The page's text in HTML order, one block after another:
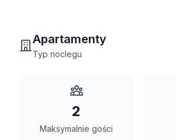
Apartamenty
Typ noclegu
2
Maksymalnie gości